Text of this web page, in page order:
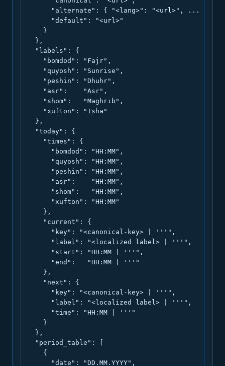
      "alternate": { "<lang>": "<url>", ... },
      "default": "<url>"
    }
  },
  "labels": {
    "bomdod": "Fajr",
    "quyosh": "Sunrise",
    "peshin": "Dhuhr",
    "asr":    "Asr",
    "shom":   "Maghrib",
    "xufton": "Isha"
  },
  "today": {
    "times": {
      "bomdod": "HH:MM",
      "quyosh": "HH:MM",
      "peshin": "HH:MM",
      "asr":    "HH:MM",
      "shom":   "HH:MM",
      "xufton": "HH:MM"
    },
    "current": {
      "key": "<canonical-key> | '''",
      "label": "<localized label> | '''",
      "start": "HH:MM | '''",
      "end":   "HH:MM | '''"
    },
    "next": {
      "key": "<canonical-key> | '''",
      "label": "<localized label> | '''",
      "time": "HH:MM | '''"
    }
  },
  "period_table": [
    {
      "date": "DD.MM.YYYY",